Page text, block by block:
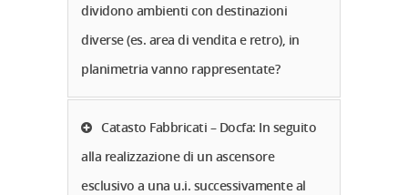
dividono ambienti con destinazioni
diverse (es. area di vendita e retro), in
planimetria vanno rappresentate?
Catasto Fabbricati – Docfa: In seguito
alla realizzazione di un ascensore
esclusivo a una u.i. successivamente al